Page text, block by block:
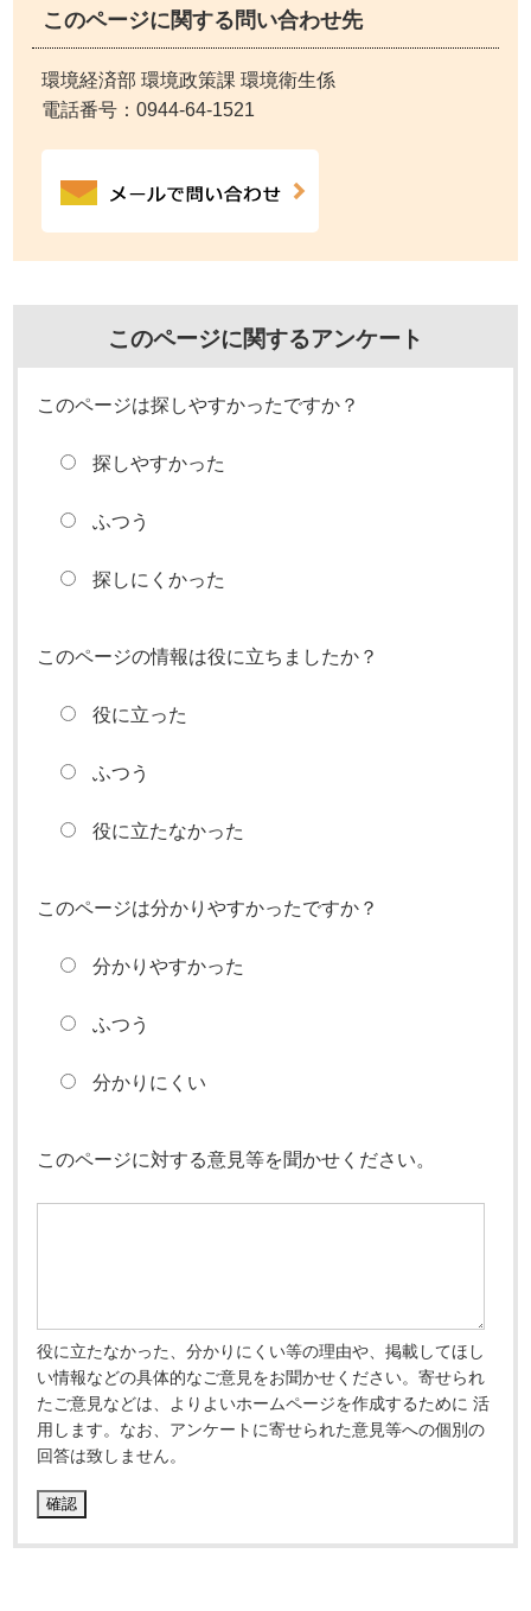
このページに関する問い合わせ先
環境経済部 環境政策課 環境衛生係
電話番号：0944-64-1521
このページに関するアンケート
このページは探しやすかったですか？
探しやすかった
ふつう
探しにくかった
このページの情報は役に立ちましたか？
役に立った
ふつう
役に立たなかった
このページは分かりやすかったですか？
分かりやすかった
ふつう
分かりにくい
このページに対する意見等を聞かせください。
役に立たなかった、分かりにくい等の理由や、掲載してほし
い情報などの具体的なご意見をお聞かせください。寄せられ
たご意見などは、よりよいホームページを作成するために 活
用します。なお、アンケートに寄せられた意見等への個別の
回答は致しません。